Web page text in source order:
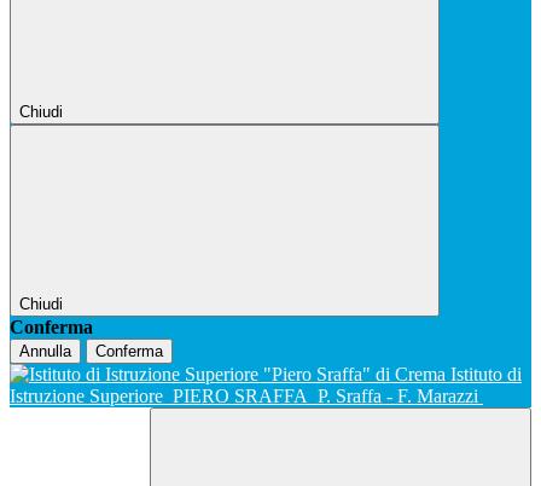
Chiudi
Chiudi
Conferma
Annulla Conferma
Istituto di
Istruzione Superiore PIERO SRAFFA P. Sraffa - F. Marazzi